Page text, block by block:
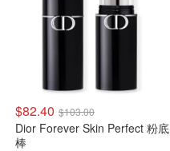
$82.40 $103.00
Dior Forever Skin Perfect 粉底
棒